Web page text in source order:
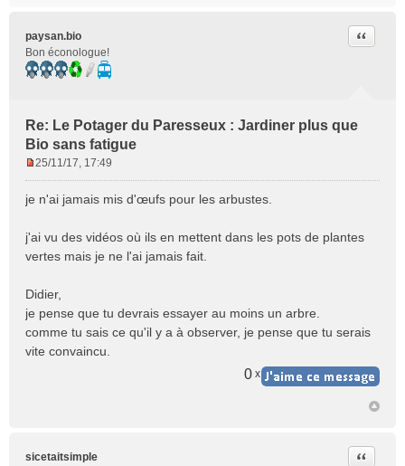
n
l
u
paysan.bio
Bon éconologue!
Re: Le Potager du Paresseux : Jardiner plus que
Bio sans fatigue
Citer
s
a
g
n
n
l
u
25/11/17, 17:49
je n'ai jamais mis d'œufs pour les arbustes.
j'ai vu des vidéos où ils en mettent dans les pots de plantes
vertes mais je ne l'ai jamais fait.
Didier,
je pense que tu devrais essayer au moins un arbre.
comme tu sais ce qu'il y a à observer, je pense que tu serais
vite convaincu.
0 x
sicetaitsimple
Citer